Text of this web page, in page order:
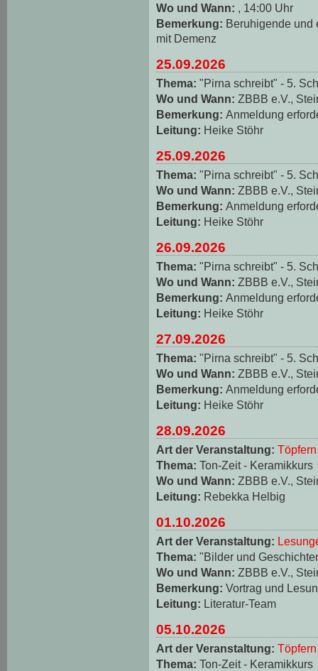
Wo und Wann:
, 14:00 Uhr
Bemerkung: Beruhigende und
mit Demenz
25.09.2026
Thema: "Pirna schreibt" - 5.
Wo und Wann: ZBBB e.V.,
Bemerkung: Anmeldung
Leitung: Heike Stöhr
25.09.2026
Thema: "Pirna schreibt" - 5.
Wo und Wann: ZBBB e.V.,
Bemerkung: Anmeldung
Leitung: Heike Stöhr
26.09.2026
Thema: "Pirna schreibt" - 5.
Wo und Wann: ZBBB e.V.,
Bemerkung: Anmeldung
Leitung: Heike Stöhr
27.09.2026
Thema: "Pirna schreibt" - 5.
Wo und Wann: ZBBB e.V.,
Bemerkung: Anmeldung
Leitung: Heike Stöhr
28.09.2026
Art der Veranstaltung: Töpfern
Thema: Ton-Zeit - Keramikkurs
Wo und Wann: ZBBB e.V.,
Leitung: Rebekka Helbig
01.10.2026
Art der Veranstaltung:
Thema: "Bilder und
Wo und Wann: ZBBB e.V.,
Bemerkung: Vortrag und
Leitung: Literatur-Team
05.10.2026
Art der Veranstaltung: Töpfern
Thema: Ton-Zeit - Keramikkurs